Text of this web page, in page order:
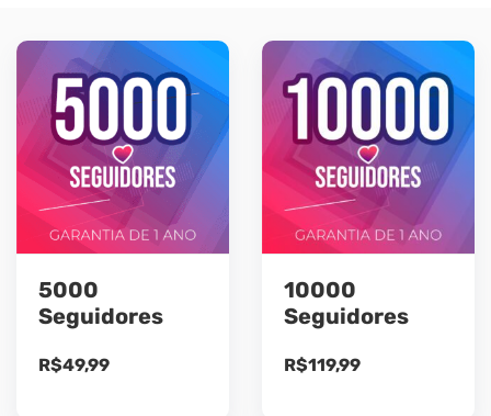
5000
Seguidores
R$49,99
10000
Seguidores
R$119,99